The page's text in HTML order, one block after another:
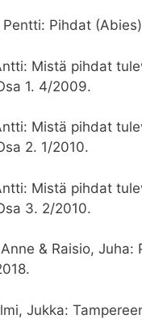
Pentti: Pihdat
Mistä pihdat
1. 4/2009.
Mistä pihdat
2. 1/2010.
Mistä pihdat
3. 2/2010.
& Raisio,
Jukka: